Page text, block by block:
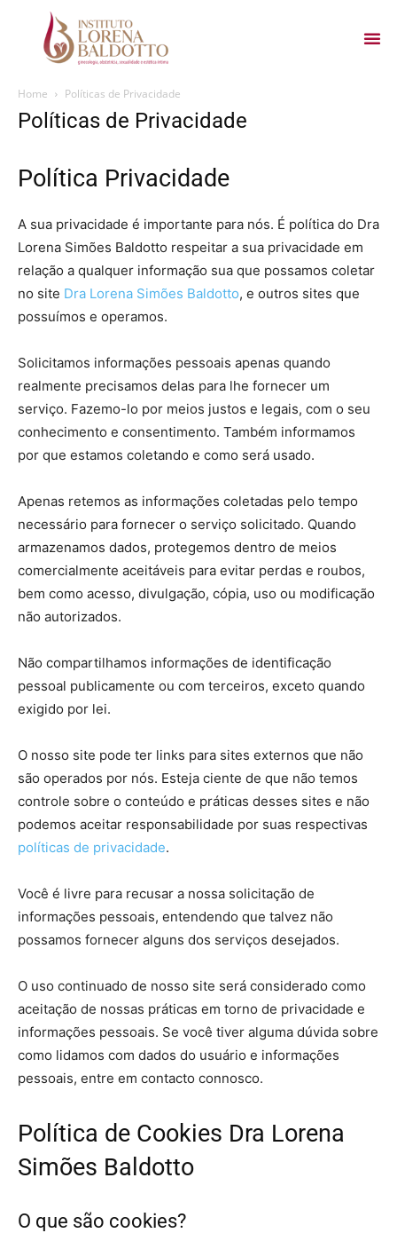
Home Políticas de Privacidade
Políticas de Privacidade
Política Privacidade
A sua privacidade é importante para nós. É política do Dra
Lorena Simões Baldotto respeitar a sua privacidade em
relação a qualquer informação sua que possamos coletar
no site Dra Lorena Simões Baldotto, e outros sites que
possuímos e operamos.
Solicitamos informações pessoais apenas quando
realmente precisamos delas para lhe fornecer um
serviço. Fazemo-lo por meios justos e legais, com o seu
conhecimento e consentimento. Também informamos
por que estamos coletando e como será usado.
Apenas retemos as informações coletadas pelo tempo
necessário para fornecer o serviço solicitado. Quando
armazenamos dados, protegemos dentro de meios
comercialmente aceitáveis ​​para evitar perdas e roubos,
bem como acesso, divulgação, cópia, uso ou modificação
não autorizados.
Não compartilhamos informações de identificação
pessoal publicamente ou com terceiros, exceto quando
exigido por lei.
O nosso site pode ter links para sites externos que não
são operados por nós. Esteja ciente de que não temos
controle sobre o conteúdo e práticas desses sites e não
podemos aceitar responsabilidade por suas respectivas
políticas de privacidade.
Você é livre para recusar a nossa solicitação de
informações pessoais, entendendo que talvez não
possamos fornecer alguns dos serviços desejados.
O uso continuado de nosso site será considerado como
aceitação de nossas práticas em torno de privacidade e
informações pessoais. Se você tiver alguma dúvida sobre
como lidamos com dados do usuário e informações
pessoais, entre em contacto connosco.
Política de Cookies Dra Lorena
Simões Baldotto
O que são cookies?